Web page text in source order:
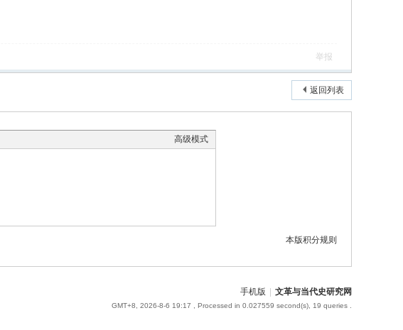
举报
返回列表
高级模式
本版积分规则
手机版 文革与当代史研究网
GMT+8, 2026-8-6 19:17 , Processed in 0.027559 second(s), 19 queries .